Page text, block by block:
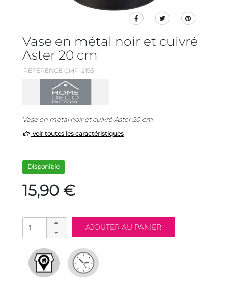
Vase en métal noir et cuivré
Aster 20 cm
REFERENCE CMP-2193
Vase en métal noir et cuivré Aster 20 cm
voir toutes les caractéristiques
Disponible
15,90 €